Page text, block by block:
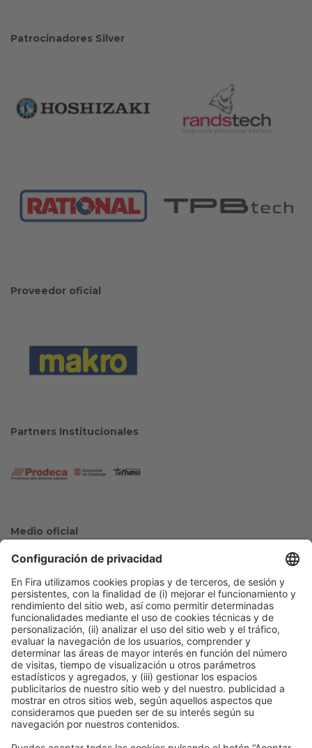
Patrocinadores Silver
Proveedor oficial
Partners Institucionales
Medio oficial
Colaboradores